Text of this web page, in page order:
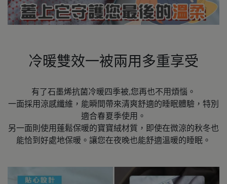
冷暖雙效一被兩用多重享受
有了石墨烯抗菌冷暖四季被,您再也不用煩惱。
一面採用涼感纖維，能瞬間帶來清爽舒適的睡眠體驗，特別
適合春夏季使用。
另一面則使用蓬鬆保暖的寶寶絨材質，即使在微涼的秋冬也
能恰到好處地保暖。讓您在夜晚也能舒適溫暖的睡眠。